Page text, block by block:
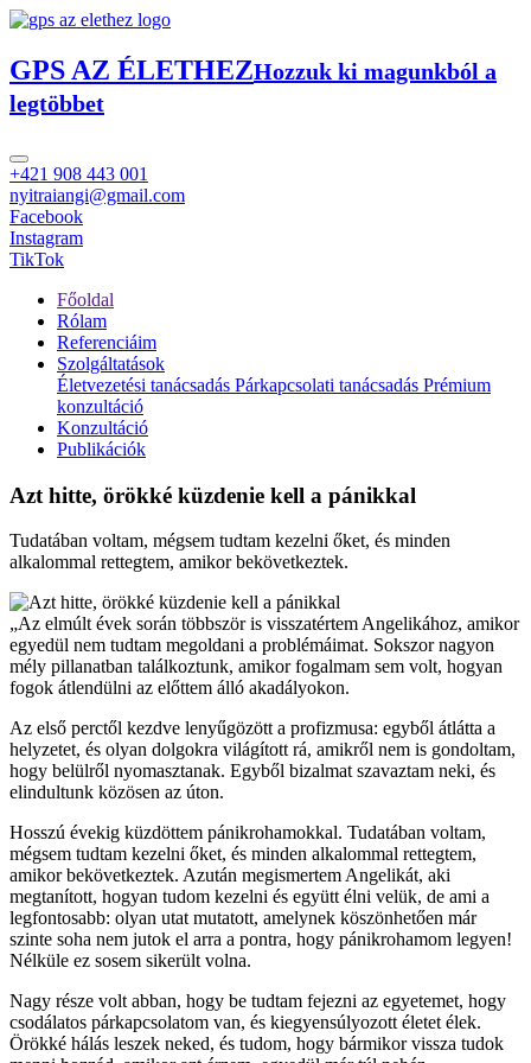
GPS AZ ÉLETHEZHozzuk ki magunkból a
legtöbbet
+421 908 443 001
nyitraiangi@gmail.com
Facebook
Instagram
TikTok
Főoldal
Rólam
Referenciáim
Szolgáltatások
Életvezetési tanácsadás Párkapcsolati tanácsadás Prémium
konzultáció
Konzultáció
Publikációk
Azt hitte, örökké küzdenie kell a pánikkal
Tudatában voltam, mégsem tudtam kezelni őket, és minden
alkalommal rettegtem, amikor bekövetkeztek.
„Az elmúlt évek során többször is visszatértem Angelikához, amikor
egyedül nem tudtam megoldani a problémáimat. Sokszor nagyon
mély pillanatban találkoztunk, amikor fogalmam sem volt, hogyan
fogok átlendülni az előttem álló akadályokon.
Az első perctől kezdve lenyűgözött a profizmusa: egyből átlátta a
helyzetet, és olyan dolgokra világított rá, amikről nem is gondoltam,
hogy belülről nyomasztanak. Egyből bizalmat szavaztam neki, és
elindultunk közösen az úton.
Hosszú évekig küzdöttem pánikrohamokkal. Tudatában voltam,
mégsem tudtam kezelni őket, és minden alkalommal rettegtem,
amikor bekövetkeztek. Azután megismertem Angelikát, aki
megtanított, hogyan tudom kezelni és együtt élni velük, de ami a
legfontosabb: olyan utat mutatott, amelynek köszönhetően már
szinte soha nem jutok el arra a pontra, hogy pánikrohamom legyen!
Nélküle ez sosem sikerült volna.
Nagy része volt abban, hogy be tudtam fejezni az egyetemet, hogy
csodálatos párkapcsolatom van, és kiegyensúlyozott életet élek.
Örökké hálás leszek neked, és tudom, hogy bármikor vissza tudok